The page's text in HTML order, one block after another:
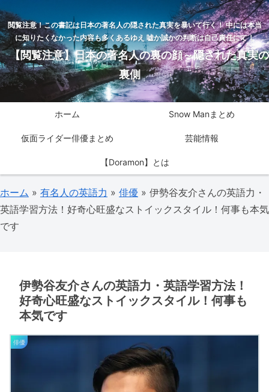
閲覧注意！この書記は日本の著名人の隠された真実を暴いて行く！ 中には本当
に知りたくなかった内容も多くあるゆえ 嘘か誠かの判断は自己責任にて！
【閲覧注意】日本の著名人の裏の顔～隠された真実の
裏側
ホーム Snow Manまとめ
仮面ライダー俳優まとめ 芸能情報
【Doramon】とは
ホーム » 有名人の英語力 » 俳優 » 伊勢谷友介さんの英語力・
英語学習方法！好奇心旺盛なストイックスタイル！何事も本気
です
伊勢谷友介さんの英語力・英語学習方法！
好奇心旺盛なストイックスタイル！何事も
本気です
俳優